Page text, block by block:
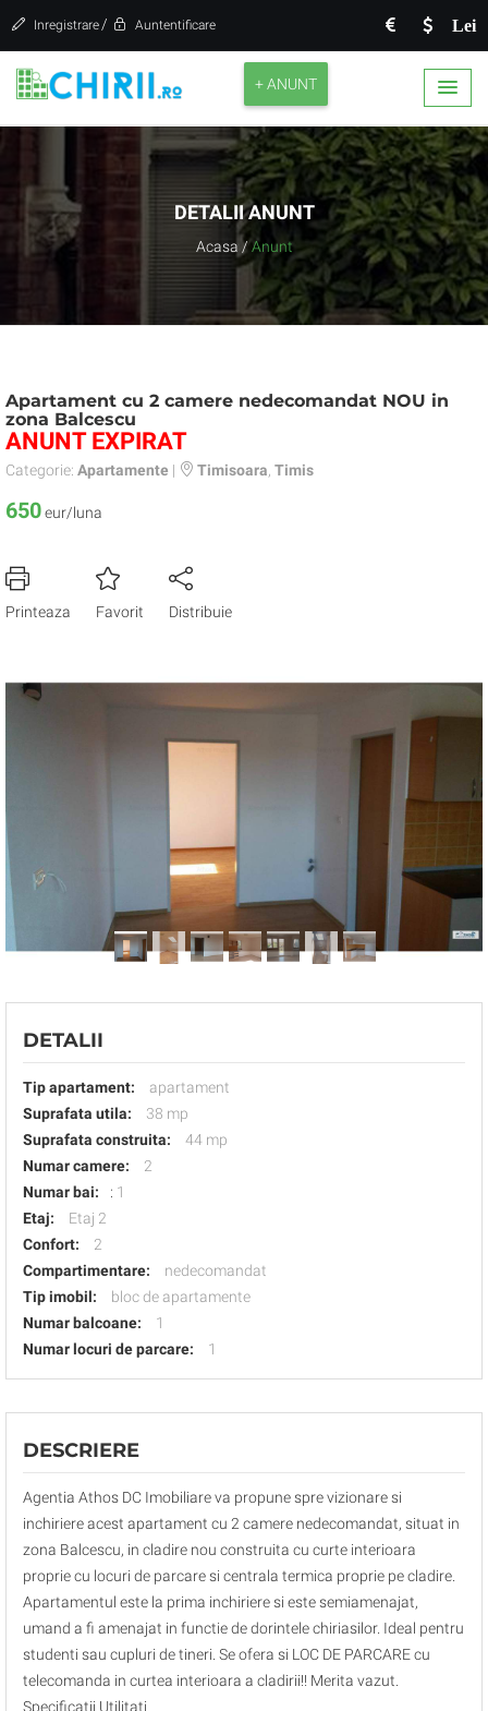
Lei
Inregistrare / Auntentificare
+ ANUNT
DETALII ANUNT
Acasa / Anunt
Apartament cu 2 camere nedecomandat NOU in
zona Balcescu
ANUNT EXPIRAT
Categorie: Apartamente | Timisoara Timis
650eur/luna
Printeaza Favorit Distribuie
DETALII
Tip apartament:
apartament
Suprafata utila:
38 mp
Suprafata construita:
44 mp
Numar camere:
2
Numar bai:
: 1
Etaj:
Etaj 2
Confort:
2
Compartimentare:
nedecomandat
Tip imobil:
bloc de apartamente
Numar balcoane:
1
Numar locuri de parcare:
1
DESCRIERE
Agentia Athos DC Imobiliare va propune spre vizionare si
inchiriere acest apartament cu 2 camere nedecomandat, situat in
zona Balcescu, in cladire nou construita cu curte interioara
proprie cu locuri de parcare si centrala termica proprie pe cladire.
Apartamentul este la prima inchiriere si este semiamenajat,
umand a fi amenajat in functie de dorintele chiriasilor. Ideal pentru
studenti sau cupluri de tineri. Se ofera si LOC DE PARCARE cu
telecomanda in curtea interioara a cladirii!! Merita vazut.
Specificatii Utilitati